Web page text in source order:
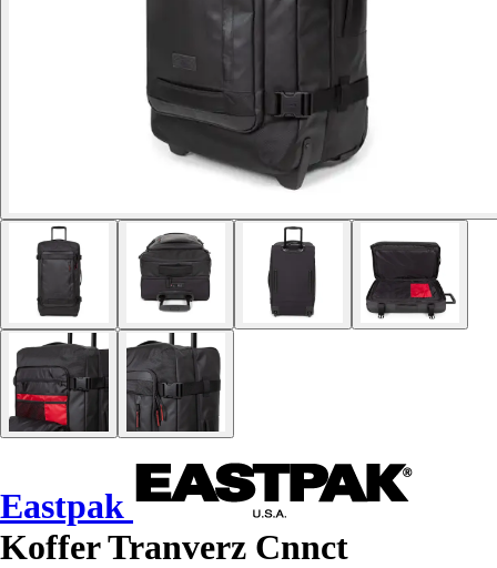
Eastpak
Koffer Tranverz Cnnct